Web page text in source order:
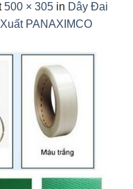
500 × 305 in Dây Đai
PANAXIMCO